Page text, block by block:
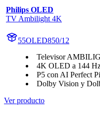
Philips OLED
TV Ambilight 4K
55OLED850/12
Televisor
4K OLED a 144
P5 con AI Perfect
Dolby Vision y
Ver producto